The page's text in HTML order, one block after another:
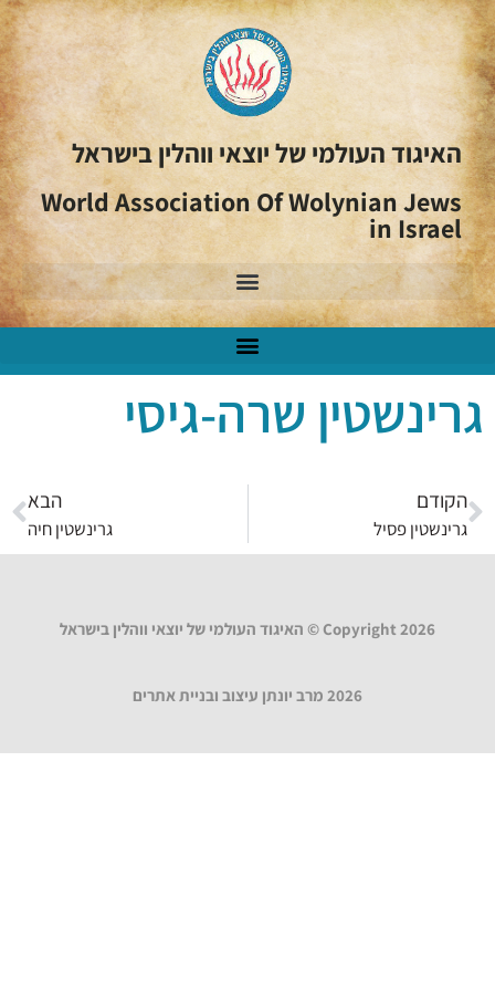
האיגוד העולמי של יוצאי ווהלין בישראל
World Association Of Wolynian Jews
in Israel
גרינשטין שרה-גיסי
הקודם
גרינשטין פסיל
הבא
גרינשטין חיה
Copyright 2026 © האיגוד העולמי של יוצאי ווהלין בישראל
2026 מרב יונתן עיצוב ובניית אתרים